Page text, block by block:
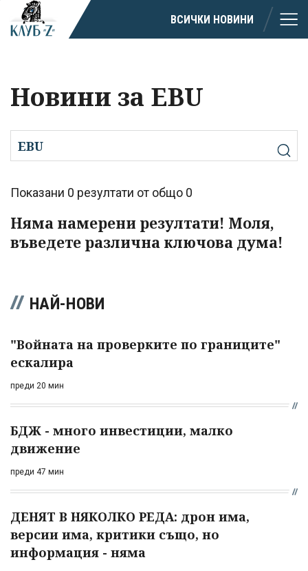
ВСИЧКИ НОВИНИ
Новини за EBU
Показани 0 резултати от общо 0
Няма намерени резултати! Моля,
въведете различна ключова дума!
НАЙ-НОВИ
"Войната на проверките по границите"
ескалира
преди 20 мин
БДЖ - много инвестиции, малко
движение
преди 47 мин
ДЕНЯТ В НЯКОЛКО РЕДА: дрон има,
версии има, критики също, но
информация - няма